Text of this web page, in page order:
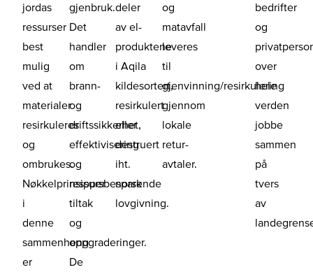
jordas
ressurser
best
mulig
ved at
materialer
resirkuleres
og
ombrukes.
Nøkkelprinsipper
i
denne
sammenheng
er
gjenbruk.
Det
handler
om
brann-
og
driftssikkerhet,
effektivisering
og
ressursbesparende
tiltak
og
oppgraderinger.
De
deler
av el-
produktene
i Aqila
kildesortert,
resirkulert
eller
destruert
iht.
norsk
lovgivning.
og
matavfall
leveres
til
gjenvinning/resirkulering
gjennom
lokale
retur-
avtaler.
bedrifter
og
over
hele
verden
jobbe
sammen
på
tvers
av